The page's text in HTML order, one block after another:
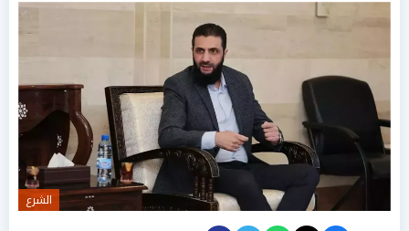
الشرع